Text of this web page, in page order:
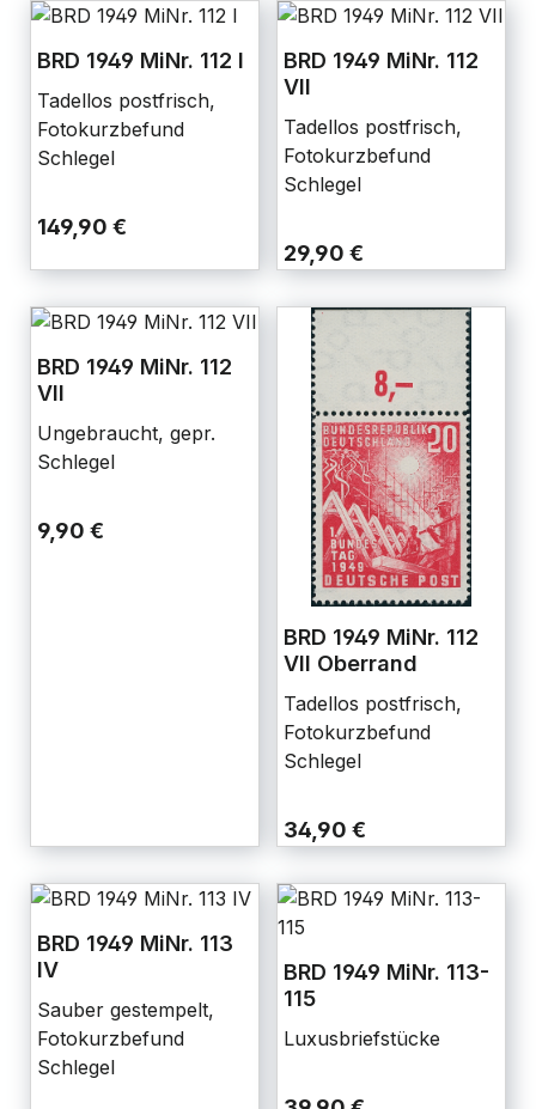
BRD 1949 MiNr. 112 I
Tadellos postfrisch,
Fotokurzbefund
Schlegel
149,90 €
BRD 1949 MiNr. 112
VII
Tadellos postfrisch,
Fotokurzbefund
Schlegel
29,90 €
BRD 1949 MiNr. 112
VII
Ungebraucht, gepr.
Schlegel
9,90 €
BRD 1949 MiNr. 112
VII Oberrand
Tadellos postfrisch,
Fotokurzbefund
Schlegel
34,90 €
BRD 1949 MiNr. 113
IV
Sauber gestempelt,
Fotokurzbefund
Schlegel
BRD 1949 MiNr. 113-
115
Luxusbriefstücke